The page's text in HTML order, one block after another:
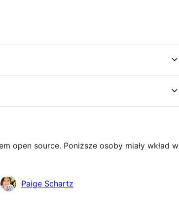
open source. Poniższe osoby miały wkład w
Paige Schartz